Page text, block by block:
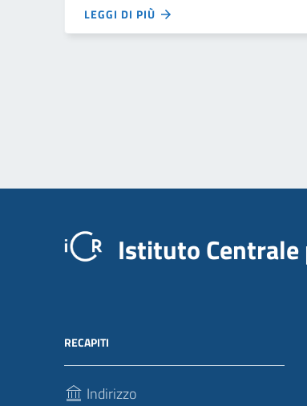
LEGGI DI PIÙ
Istituto Centrale
RECAPITI
Indirizzo